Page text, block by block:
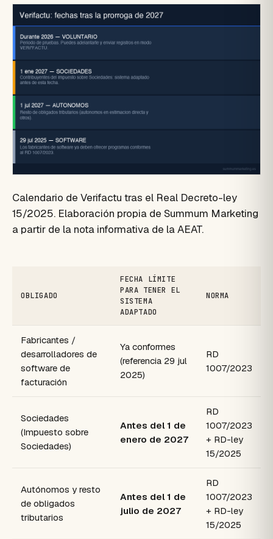
Calendario de Verifactu tras el Real Decreto-ley
15/2025. Elaboración propia de Summum Marketing
a partir de la nota informativa de la AEAT.
OBLIGADO
FECHA LÍMITE
PARA TENER EL
SISTEMA
ADAPTADO
NORMA
Fabricantes /
desarrolladores de
software de
facturación
Ya conformes
(referencia 29 jul
2025)
RD
1007/2023
Sociedades
(Impuesto sobre
Sociedades)
Antes del 1 de
enero de 2027
RD
1007/2023
+ RD-ley
15/2025
Autónomos y resto
de obligados
tributarios
Antes del 1 de
julio de 2027
RD
1007/2023
+ RD-ley
15/2025